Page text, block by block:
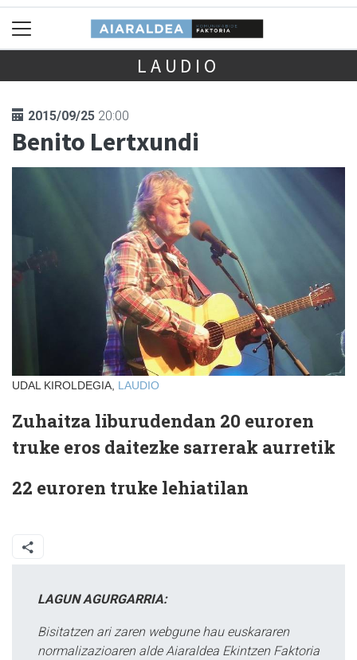
LAUDIO
2015/09/25 20:00
Benito Lertxundi
UDAL KIROLDEGIA, LAUDIO
Zuhaitza liburudendan 20 euroren
truke eros daitezke sarrerak aurretik
22 euroren truke lehiatilan
LAGUN AGURGARRIA:
Bisitatzen ari zaren webgune hau euskararen
normalizazioaren alde Aiaraldea Ekintzen Faktoria